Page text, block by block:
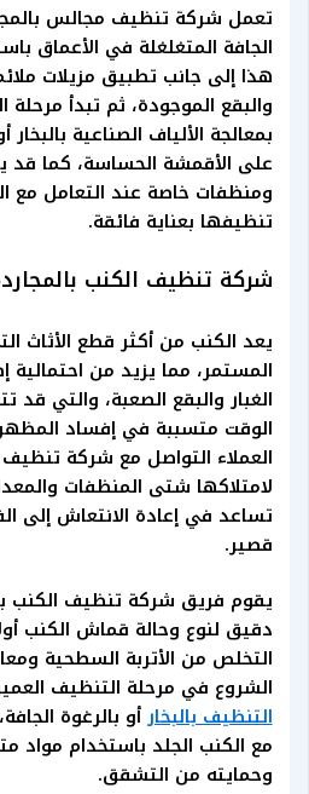
تعمل شركة تنظيف مجالس
الجافة المتغلغلة في الأعماق
هذا إلى جانب تطبيق مزيلات
والبقع الموجودة، ثم تبدأ مرحلة
بمعالجة الألياف الصناعية
على الأقمشة الحساسة، كما
ومنظفات خاصة عند التعامل مع
تنظيفها بعناية فائقة.
شركة تنظيف الكنب
يعد الكنب من أكثر قطع الأثاث
المستمر، مما يزيد من احتمالية
الغبار والبقع الصعبة، والتي قد
الوقت متسببة في إفساد
العملاء التواصل مع شركة تنظيف
لامتلاكها شتى المنظفات
تساعد في إعادة الانتعاش إلى
قصير.
يقوم فريق شركة تنظيف الكنب
دقيق لنوع وحالة قماش الكنب
التخلص من الأتربة السطحية
الشروع في مرحلة التنظيف
التنظيف بالبخارأو بالرغوة
مع الكنب الجلد باستخدام مواد
وحمايته من التشقق.